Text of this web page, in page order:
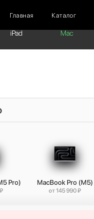
Главная Каталог
iPad Mac
Pro) MacBook Pro (M5)
от 145 990 ₽